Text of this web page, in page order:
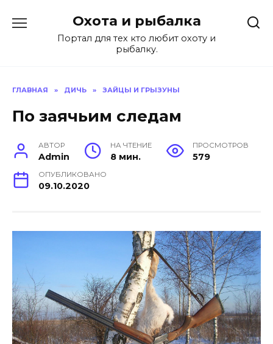
содержанию
Охота и рыбалка
Портал для тех кто любит охоту и
рыбалку.
ГЛАВНАЯ » ДИЧЬ » ЗАЙЦЫ И ГРЫЗУНЫ
По заячьим следам
АВТОР
Admin
НА ЧТЕНИЕ
8 мин.
ПРОСМОТРОВ
579
ОПУБЛИКОВАНО
09.10.2020